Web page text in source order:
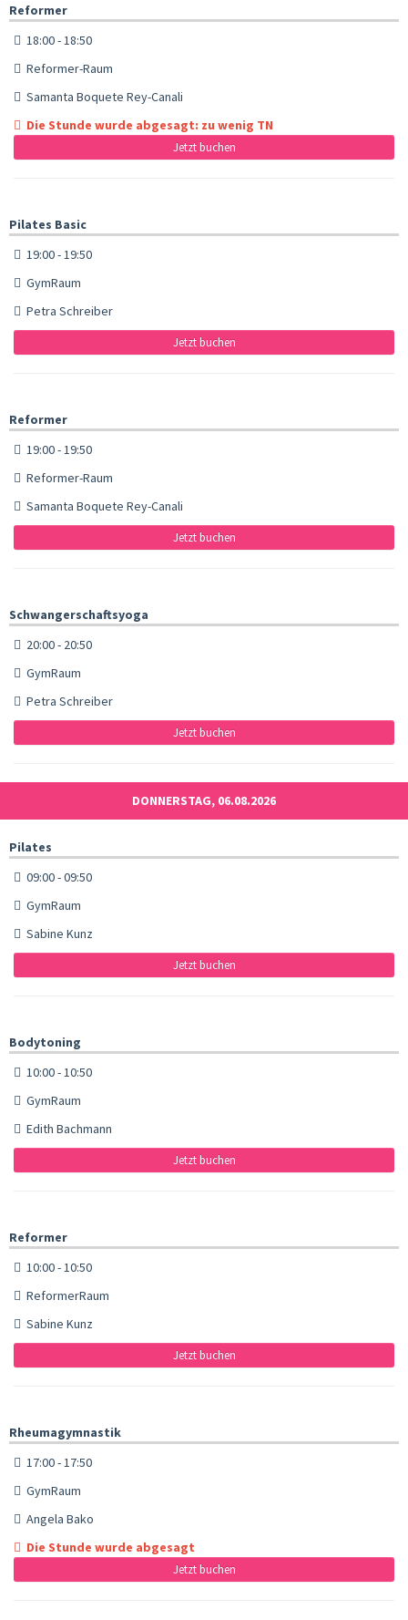
Reformer
18:00 - 18:50
Reformer-Raum
Samanta Boquete Rey-Canali
Die Stunde wurde abgesagt: zu wenig TN
Jetzt buchen
Pilates Basic
19:00 - 19:50
GymRaum
Petra Schreiber
Jetzt buchen
Reformer
19:00 - 19:50
Reformer-Raum
Samanta Boquete Rey-Canali
Jetzt buchen
Schwangerschaftsyoga
20:00 - 20:50
GymRaum
Petra Schreiber
Jetzt buchen
DONNERSTAG, 06.08.2026
Pilates
09:00 - 09:50
GymRaum
Sabine Kunz
Jetzt buchen
Bodytoning
10:00 - 10:50
GymRaum
Edith Bachmann
Jetzt buchen
Reformer
10:00 - 10:50
ReformerRaum
Sabine Kunz
Jetzt buchen
Rheumagymnastik
17:00 - 17:50
GymRaum
Angela Bako
Die Stunde wurde abgesagt
Jetzt buchen